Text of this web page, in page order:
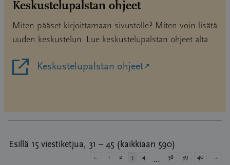
Keskustelupalstan ohjeet
Miten pääset kirjoittamaan sivustolle? Miten voin lisätä
uuden keskustelun. Lue keskustelupalstan ohjeet alta.
Avautuu uudessa ikkunassa
Keskustelupalstan ohjeet
Esillä 15 viestiketjua, 31 – 45 (kaikkiaan 590)
← 1 2 3 4 … 38 39 40 →